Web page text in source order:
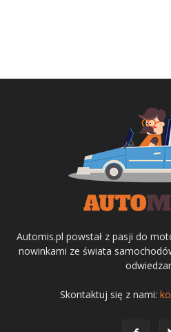
Automis.pl powstał z pasji do
nowinkami ze świata
Skontaktuj się z nami: